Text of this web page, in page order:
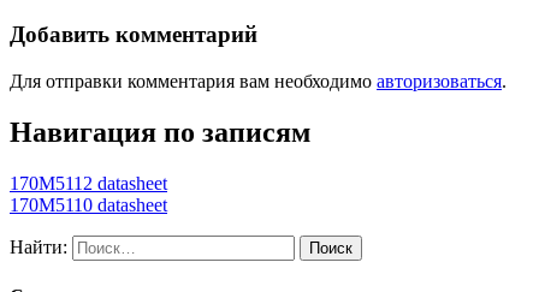
Добавить комментарий
Для отправки комментария вам необходимо авторизоваться.
Навигация по записям
170M5112 datasheet
170M5110 datasheet
Найти: